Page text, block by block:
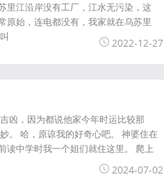
里江沿岸没有工厂，江水无污染，这
原始，连电都没有，我家就在乌苏里
2022-12-27
凶，因为都说他家今年时运比较那
。 哈，原谅我的好奇心吧。 神婆住在
读中学时我一个姐们就住这里。 爬上
2024-07-02